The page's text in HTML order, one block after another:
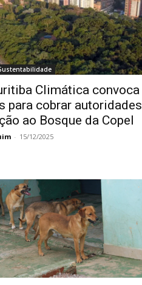
Climática convoca
para cobrar autoridades
ao Bosque da Copel
- 15/12/2025